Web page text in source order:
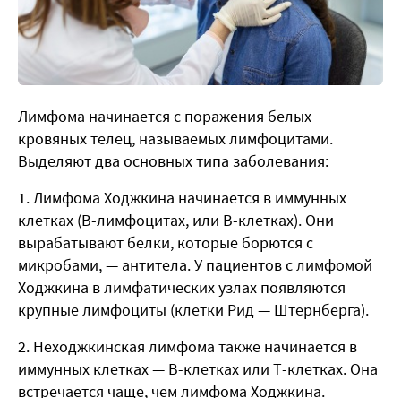
Лимфома начинается с поражения белых
кровяных телец, называемых лимфоцитами.
Выделяют два основных типа заболевания:
Лимфома Ходжкина начинается в иммунных
клетках (В-лимфоцитах, или В-клетках). Они
вырабатывают белки, которые борются с
микробами, — антитела. У пациентов с лимфомой
Ходжкина в лимфатических узлах появляются
крупные лимфоциты (клетки Рид — Штернберга).
Неходжкинская лимфома также начинается в
иммунных клетках — В-клетках или Т-клетках. Она
встречается чаще, чем лимфома Ходжкина.